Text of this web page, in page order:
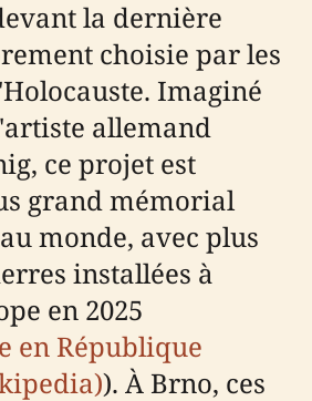
la dernière
choisie par les
Imaginé
allemand
ce projet est
grand mémorial
monde, avec plus
installées à
en 2025
en République
). À Brno, ces